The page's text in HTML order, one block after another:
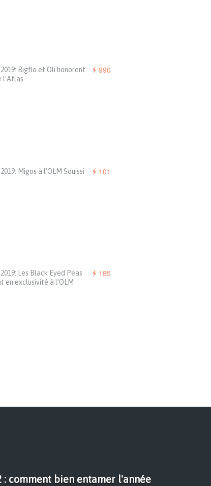
990
Bigflo et Oli honorent
l’Atlas
101
Migos à l’OLM Souissi
185
Les Black Eyed Peas
en exclusivité à l’OLM
: comment bien entamer l'année